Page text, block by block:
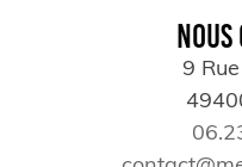
NOUS
9